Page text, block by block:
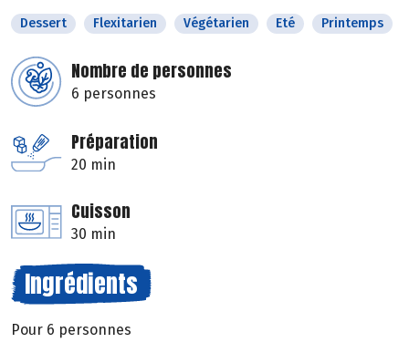
Dessert Flexitarien Végétarien Eté Printemps
Nombre de personnes
6 personnes
Préparation
20 min
Cuisson
30 min
Ingrédients
Pour 6 personnes